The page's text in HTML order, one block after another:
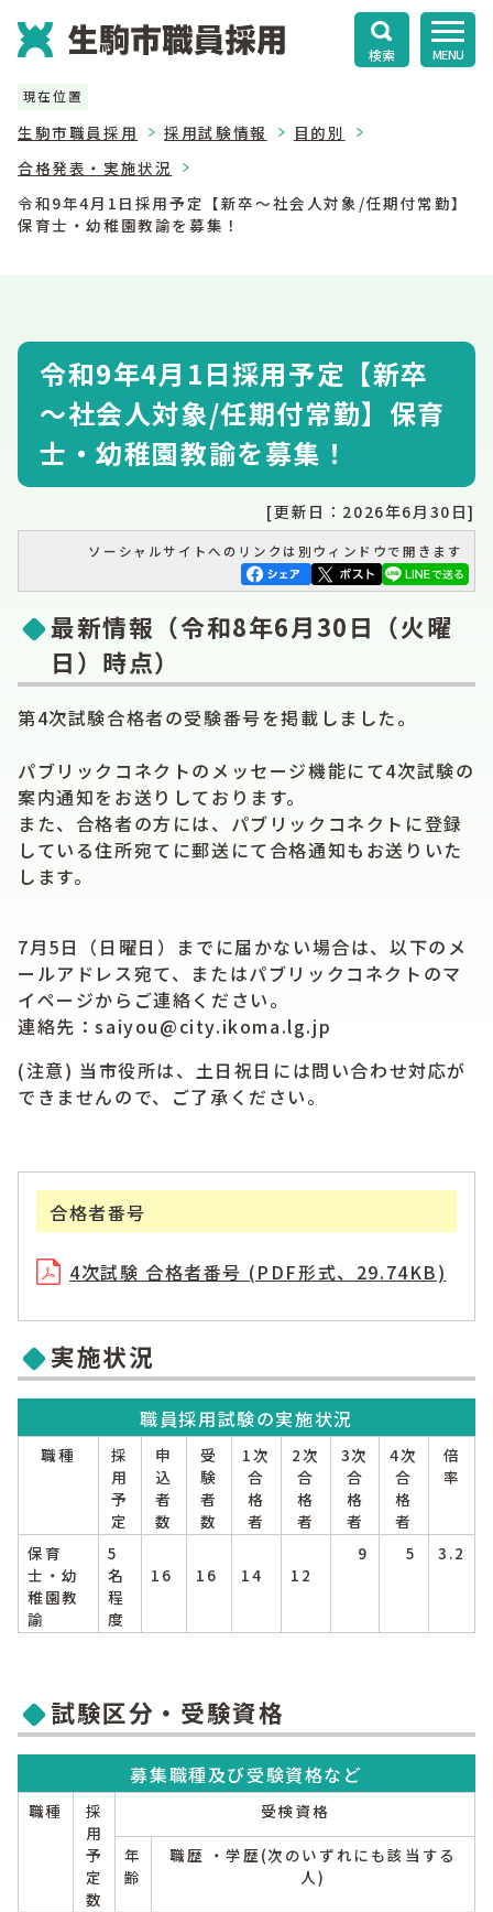
検索 MENU
現在位置
生駒市職員採用 採用試験情報
目的別
合格発表・実施状況
令和9年4月1日採用予定【新卒～社会人対象/任期付常勤】
保育士・幼稚園教諭を募集！
令和9年4月1日採用予定【新卒
～社会人対象/任期付常勤】保育
士・幼稚園教諭を募集！
[更新日：2026年6月30日]
ソーシャルサイトへのリンクは別ウィンドウで開きます
最新情報（令和8年6月30日（火曜
日）時点）
第4次試験合格者の受験番号を掲載しました。
パブリックコネクトのメッセージ機能にて4次試験の
案内通知をお送りしております。
また、合格者の方には、パブリックコネクトに登録
している住所宛てに郵送にて合格通知もお送りいた
します。
7月5日（日曜日）までに届かない場合は、以下のメ
ールアドレス宛て、またはパブリックコネクトのマ
イページからご連絡ください。
連絡先：saiyou@city.ikoma.lg.jp
(注意) 当市役所は、土日祝日には問い合わせ対応が
できませんので、ご了承ください。
合格者番号
4次試験 合格者番号 (PDF形式、29.74KB)
実施状況
職員採用試験の実施状況
職種
採
用
予
定
申
込
者
数
受
験
者
数
1次
合
格
者
2次
合
格
者
3次
合
格
者
4次
合
格
者
倍
率
保育
士・幼
稚園教
諭
5
名
程
度
16 16 14 12
9 5 3.2
試験区分・受験資格
募集職種及び受験資格など
職種
採
用
予
定
数
受検資格
年
齢
職歴 ・学歴(次のいずれにも該当する
人)